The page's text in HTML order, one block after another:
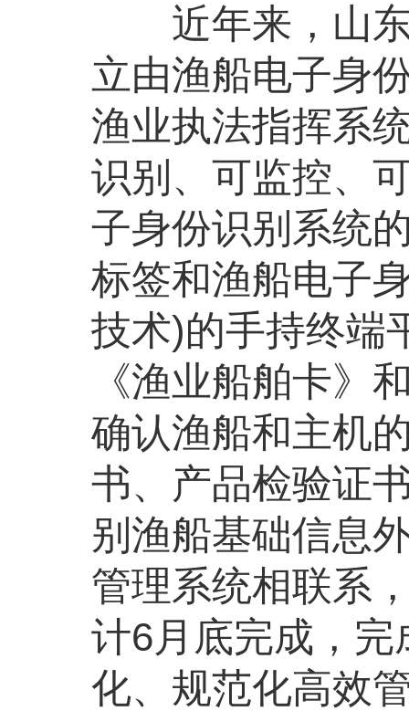
近年来，山东
立由渔船电子身
渔业执法指挥系
识别、可监控、
子身份识别系统
标签和渔船电子
技术)的手持终端
《渔业船舶卡》
确认渔船和主机
书、产品检验证
别渔船基础信息
管理系统相联系
计6月底完成，
化、规范化高效